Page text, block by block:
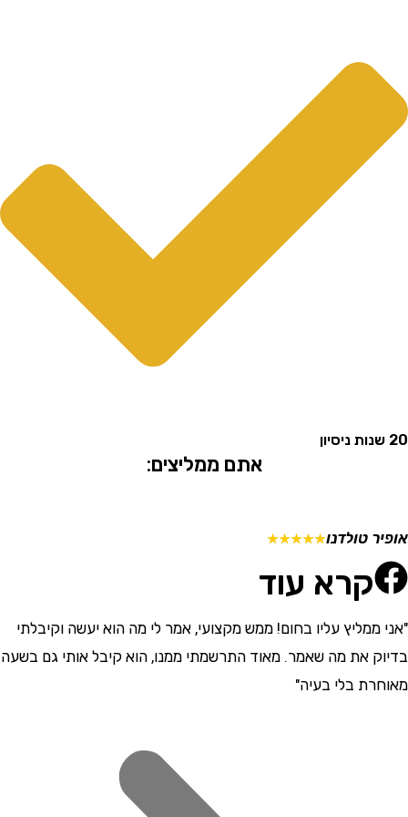
אתם ממליצים:
טולדנו☆
☆
☆
☆
☆
קרא עוד
עליו בחום! ממש מקצועי, אמר לי מה הוא יעשה וקיבלתי
את מה שאמר. מאוד התרשמתי ממנו, הוא קיבל אותי גם בשעה
בלי בעיה"